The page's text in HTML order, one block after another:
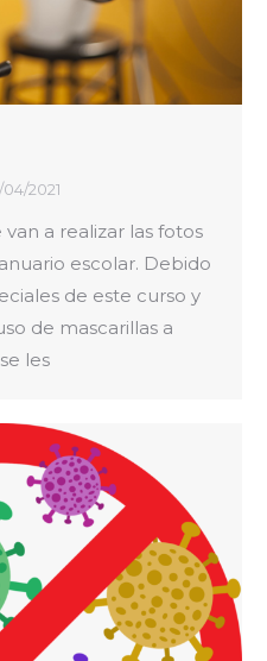
2021
a realizar las fotos
escolar. Debido
de este curso y
de mascarillas a
les